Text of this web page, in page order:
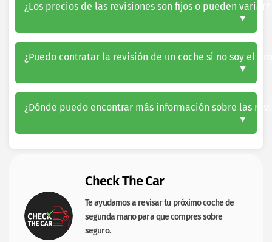
¿Los precios de las revisiones son fijos o pueden variar?
¿Puedo contratar la revisión de un coche si no soy el
¿Dónde puedo encontrar más información sobre las
Check The Car
Te ayudamos a revisar tu próximo coche de
segunda mano para que compres sobre
seguro.